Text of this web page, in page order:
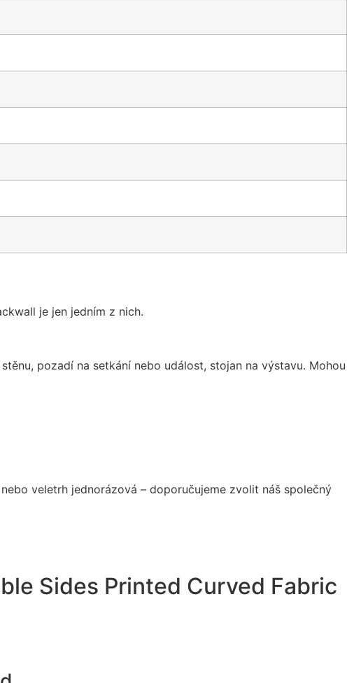
je jen jedním z nich.
pozadí na setkání nebo událost, stojan na výstavu. Mohou
veletrh jednorázová – doporučujeme zvolit náš společný
Sides Printed Curved Fabric